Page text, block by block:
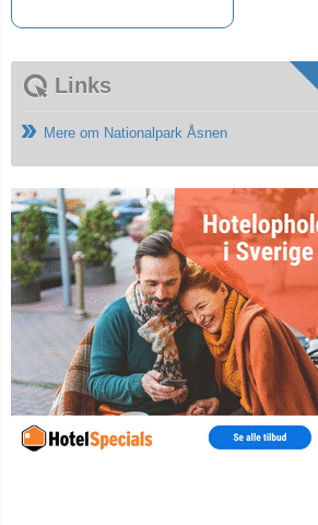
Links
Mere om Nationalpark Åsnen